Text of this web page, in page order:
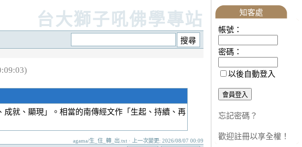
台大獅子吼佛學專站
就、顯現」。相當的南傳經文作「生起、持續、再
agama/生_住_轉_出.txt · 上一次變更: 2026/08/07 00:09
知客處
帳號：
密碼：
以後自動登入
忘記密碼？
歡迎註冊以享全權！